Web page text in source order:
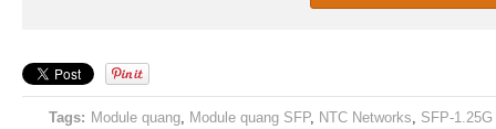
Tags: Module quang, Module quang SFP, NTC Networks, SFP-1.25G